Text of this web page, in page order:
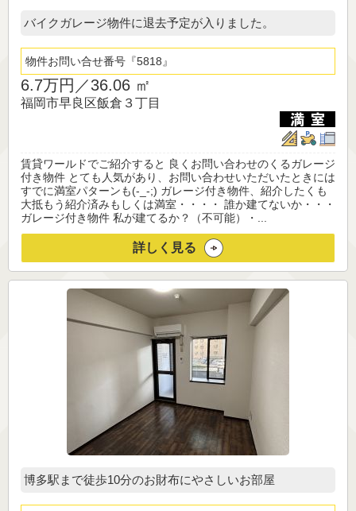
バイクガレージ物件に退去予定が入りました。
物件お問い合せ番号 5818
6.7万円／36.06 ㎡
福岡市早良区飯倉３丁目
賃貸ワールドでご紹介すると 良くお問い合わせのくるガレージ
付き物件 とても人気があり、お問い合わせいただいたときには
すでに満室パターンも(-_-;) ガレージ付き物件、紹介したくも
大抵もう紹介済みもしくは満室・・・・ 誰か建てないか・・・
ガレージ付き物件 私が建てるか？（不可能）・...
詳しく見る
博多駅まで徒歩10分のお財布にやさしいお部屋